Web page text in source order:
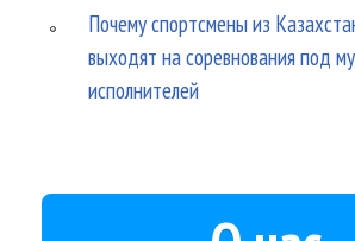
Почему спортсмены из
выходят на соревнования под
исполнителей